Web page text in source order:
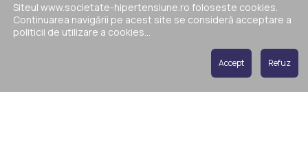
Politica de reclamații
ANPC
Siteul www.societate-hipertensiune.ro foloseste cookies.
Continuarea navigării pe acest site se consideră acceptare a
politicii de utilizare a cookies...
Accept Refuz